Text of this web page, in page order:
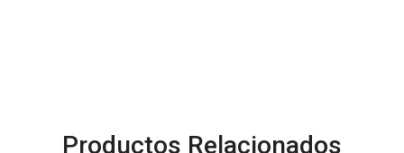
Productos Relacionados